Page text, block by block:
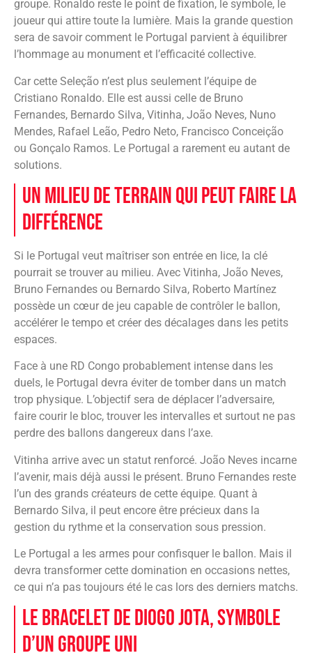
groupe. Ronaldo reste le point de fixation, le symbole, le
joueur qui attire toute la lumière. Mais la grande question
sera de savoir comment le Portugal parvient à équilibrer
l’hommage au monument et l’efficacité collective.
Car cette Seleção n’est plus seulement l’équipe de
Cristiano Ronaldo. Elle est aussi celle de Bruno
Fernandes, Bernardo Silva, Vitinha, João Neves, Nuno
Mendes, Rafael Leão, Pedro Neto, Francisco Conceição
ou Gonçalo Ramos. Le Portugal a rarement eu autant de
solutions.
Un milieu de terrain qui peut faire la
différence
Si le Portugal veut maîtriser son entrée en lice, la clé
pourrait se trouver au milieu. Avec Vitinha, João Neves,
Bruno Fernandes ou Bernardo Silva, Roberto Martínez
possède un cœur de jeu capable de contrôler le ballon,
accélérer le tempo et créer des décalages dans les petits
espaces.
Face à une RD Congo probablement intense dans les
duels, le Portugal devra éviter de tomber dans un match
trop physique. L’objectif sera de déplacer l’adversaire,
faire courir le bloc, trouver les intervalles et surtout ne pas
perdre des ballons dangereux dans l’axe.
Vitinha arrive avec un statut renforcé. João Neves incarne
l’avenir, mais déjà aussi le présent. Bruno Fernandes reste
l’un des grands créateurs de cette équipe. Quant à
Bernardo Silva, il peut encore être précieux dans la
gestion du rythme et la conservation sous pression.
Le Portugal a les armes pour confisquer le ballon. Mais il
devra transformer cette domination en occasions nettes,
ce qui n’a pas toujours été le cas lors des derniers matchs.
Le bracelet de Diogo Jota, symbole
d’un groupe uni